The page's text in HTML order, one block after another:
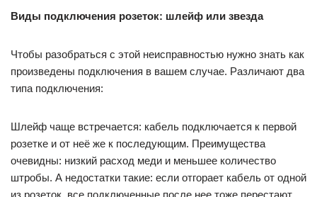
Виды подключения розеток: шлейф или звезда
Чтобы разобраться с этой неисправностью нужно знать как
произведены подключения в вашем случае. Различают два
типа подключения:
Шлейф чаще встречается: кабель подключается к первой
розетке и от неё же к последующим. Преимущества
очевидны: низкий расход меди и меньшее количество
штробы. А недостатки такие: если отгорает кабель от одной
из розеток, все подключенные после нее тоже перестают